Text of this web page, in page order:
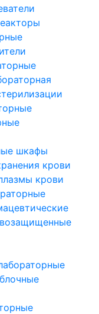
шкафы
крови
крови